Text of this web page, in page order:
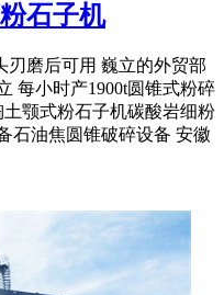
石子机
刃磨后可用 巍立的外贸部
每小时产1900t圆锥式粉碎
颚式粉石子机碳酸岩细粉
石油焦圆锥破碎设备 安徽